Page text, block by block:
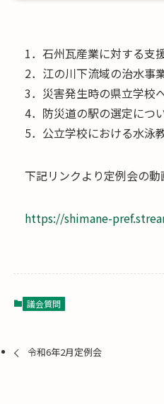
1．石州瓦産業に対する支
2．江の川下流域の治水事
3．災害発生時の県立学校
4．防災道の駅の選定につ
5．公立学校における水泳
下記リンクより定例会の動
https://shimane-
議会質問
令和6年2月定例会